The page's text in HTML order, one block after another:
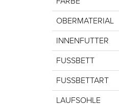
OBERMATERIAL
INNENFUTTER
FUSSBETT
FUSSBETTART
LAUFSOHLE